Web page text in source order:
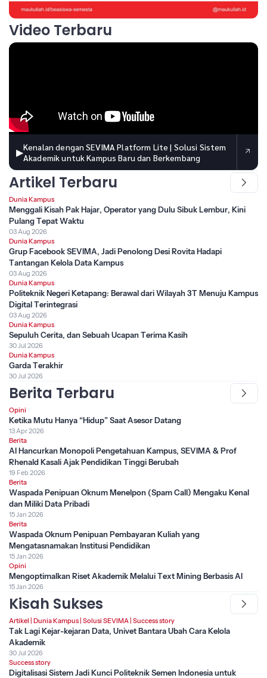
Video Terbaru
▶Kenalan dengan SEVIMA Platform Lite | Solusi Sistem
Akademik untuk Kampus Baru dan Berkembang
Artikel Terbaru
Dunia Kampus
Menggali Kisah Pak Hajar, Operator yang Dulu Sibuk Lembur, Kini
Pulang Tepat Waktu
03 Aug 2026
Dunia Kampus
Grup Facebook SEVIMA, Jadi Penolong Desi Rovita Hadapi
Tantangan Kelola Data Kampus
03 Aug 2026
Dunia Kampus
Politeknik Negeri Ketapang: Berawal dari Wilayah 3T Menuju Kampus
Digital Terintegrasi
03 Aug 2026
Dunia Kampus
Sepuluh Cerita, dan Sebuah Ucapan Terima Kasih
30 Jul 2026
Dunia Kampus
Garda Terakhir
30 Jul 2026
Berita Terbaru
Opini
Ketika Mutu Hanya “Hidup” Saat Asesor Datang
13 Apr 2026
Berita
AI Hancurkan Monopoli Pengetahuan Kampus, SEVIMA & Prof
Rhenald Kasali Ajak Pendidikan Tinggi Berubah
19 Feb 2026
Berita
Waspada Penipuan Oknum Menelpon (Spam Call) Mengaku Kenal
dan Miliki Data Pribadi
15 Jan 2026
Berita
Waspada Oknum Penipuan Pembayaran Kuliah yang
Mengatasnamakan Institusi Pendidikan
15 Jan 2026
Opini
Mengoptimalkan Riset Akademik Melalui Text Mining Berbasis AI
15 Jan 2026
Kisah Sukses
Artikel Dunia Kampus Solusi SEVIMA Success story
Tak Lagi Kejar-kejaran Data, Univet Bantara Ubah Cara Kelola
Akademik
30 Jul 2026
Success story
Digitalisasi Sistem Jadi Kunci Politeknik Semen Indonesia untuk